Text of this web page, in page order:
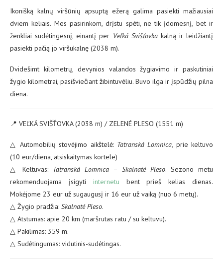
Ikonišką kalnų viršūnių apsuptą ežerą galima pasiekti mažiausiai
dviem keliais. Mes pasirinkom, drįstu spėti, ne tik įdomesnį, bet ir
ženkliai sudėtingesnį, einantį per Veľká Svišťovkakalną ir leidžiantį
pasiekti pačią jo viršukalnę (2038 m).
Dvidešimt kilometrų, devynios valandos žygiavimo ir paskutiniai
žygio kilometrai, pasišviečiant žibintuvėliu. Buvo ilga ir įspūdžių pilna
diena.
📍 VEĽKÁ SVIŠŤOVKA (2038 m) / ZELENÉ PLESO (1551 m)
△ Automobilių stovėjimo aikštelė: Tatranská Lomnica, prie keltuvo
(10 eur/diena, atsiskaitymas kortele)
△ Keltuvas: Tatranská Lomnica – Skalnaté Pleso. Sezono metu
rekomenduojama įsigyti internetu bent prieš kelias dienas.
Mokėjome 23 eur už sugaugusį ir 16 eur už vaiką (nuo 6 metų).
△ Žygio pradžia: Skalnaté Pleso.
△ Atstumas: apie 20 km (maršrutas ratu / su keltuvu).
△ Pakilimas: 359 m.
△ Sudėtingumas: vidutinis-sudėtingas.